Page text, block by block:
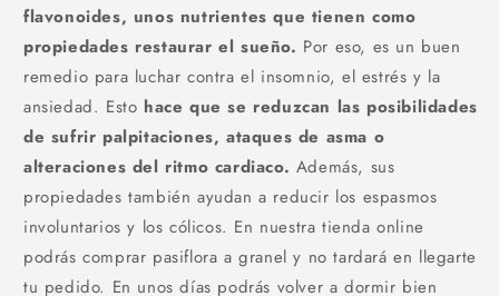
flavonoides, unos nutrientes que tienen como
propiedades restaurar el sueño. Por eso, es un buen
remedio para luchar contra el insomnio, el estrés y la
ansiedad. Esto hace que se reduzcan las posibilidades
de sufrir palpitaciones, ataques de asma o
alteraciones del ritmo cardiaco. Además, sus
propiedades también ayudan a reducir los espasmos
involuntarios y los cólicos. En nuestra tienda online
podrás comprar pasiflora a granel y no tardará en llegarte
tu pedido. En unos días podrás volver a dormir bien